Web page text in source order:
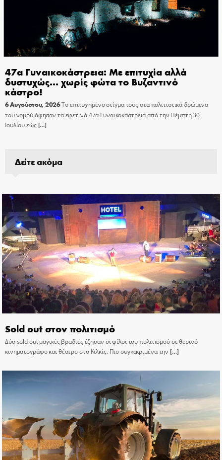
47α Γυναικοκάστρεια: Με επιτυχία αλλά
δυστυχώς… χωρίς φώτα το Βυζαντινό
κάστρο!
6 Αυγούστου, 2026Το επιτυχημένο στίγμα τους στα πολιτιστικά δρώμενα
του νομού άφησαν τα εφετινά 47α Γυναικοκάστρεια από την Πέμπτη 30
Ιουλίου εώς[…]
Δείτε ακόμα
Sold out στον πολιτισμό
Δύο sold out μαγικές βραδιές έζησαν οι φίλοι του πολιτισμού σε θερινό
κινηματογράφο και θέατρο στο Κιλκίς. Πιο συγκεκριμένα την […]